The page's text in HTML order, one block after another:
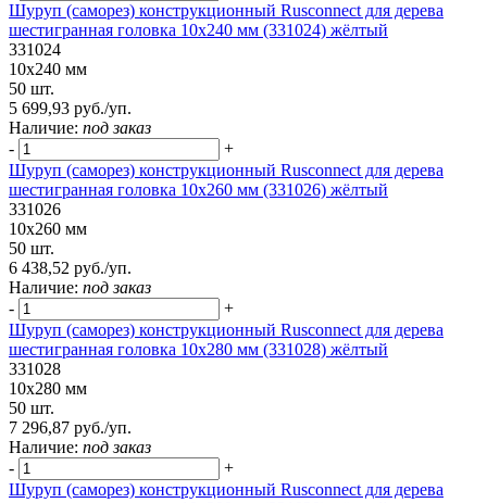
Шуруп (саморез) конструкционный Rusconnect для дерева
шестигранная головка 10х240 мм (331024) жёлтый
331024
10х240 мм
50 шт.
5 699,93 руб./уп.
Наличие: под заказ
-
+
Шуруп (саморез) конструкционный Rusconnect для дерева
шестигранная головка 10х260 мм (331026) жёлтый
331026
10х260 мм
50 шт.
6 438,52 руб./уп.
Наличие: под заказ
-
+
Шуруп (саморез) конструкционный Rusconnect для дерева
шестигранная головка 10х280 мм (331028) жёлтый
331028
10х280 мм
50 шт.
7 296,87 руб./уп.
Наличие: под заказ
-
+
Шуруп (саморез) конструкционный Rusconnect для дерева